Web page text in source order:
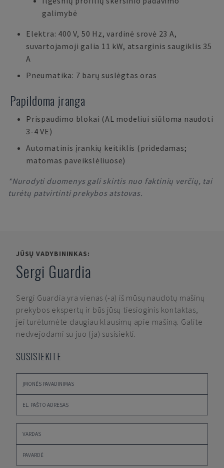
galimybė
Elektra: 400 V, 50 Hz, vardinė srovė 23 A,
suvartojamoji galia 11 kW, atsarginis saugiklis 35
A
Pneumatika: 7 barų suslėgtas oras
Papildoma įranga
Prispaudimo blokai (AL modeliui siūloma naudoti
3-4 VE)
Automatinis įrankių keitiklis (pridedamas;
matomas paveikslėliuose)
*Nurodyti duomenys gali skirtis nuo faktinių verčių, tai
turėtų patvirtinti prekybos atstovas.
JŪSŲ VADYBININKAS:
Sergi Guardia
Sergi Guardia yra vienas (-a) iš mūsų naudotų mašinų
prekybos ekspertų ir būs jūsų tiesioginis kontaktas,
jei turėtumėte daugiau klausimų apie mašiną. Galite
nedvejodami su juo (ja) susisiekti.
SUSISIEKITE